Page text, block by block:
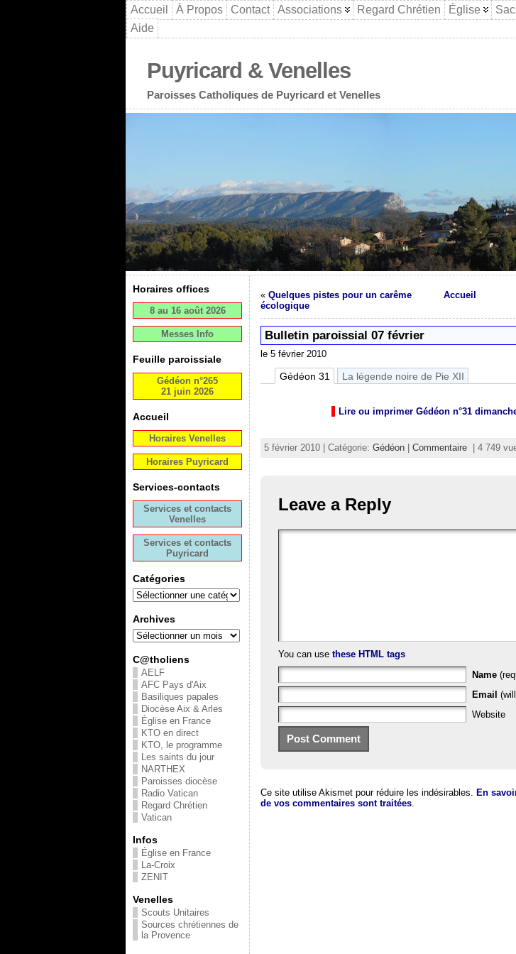
Accueil À Propos Contact Associations Regard Chrétien Église
Aide
Puyricard & Venelles
Paroisses Catholiques de Puyricard et Venelles
Horaires offices
8 au 16 août 2026
Messes Info
Feuille paroissiale
Gédéon n°265
21 juin 2026
Accueil
Horaires Venelles
Horaires Puyricard
Services-contacts
Services et contacts
Venelles
Services et contacts
Puyricard
Catégories
Archives
C@tholiens
AELF
AFC Pays d'Aix
Basiliques papales
Diocèse Aix & Arles
Église en France
KTO en direct
KTO, le programme
Les saints du jour
NARTHEX
Paroisses diocèse
Radio Vatican
Regard Chrétien
Vatican
Infos
Église en France
La-Croix
ZENIT
Venelles
Scouts Unitaires
Sources chrétiennes de
la Provence
« Quelques pistes pour un carême
écologique
Accueil
Bulletin paroissial 07 février
le 5 février 2010
Gédéon 31 La légende noire de Pie XII
Lire ou imprimer Gédéon n°31
5 février 2010 | Catégorie: Gédéon Commentaire | 4 749
Leave a Reply
You can use these HTML tags
Name
Email
Website
Ce site utilise Akismet pour réduire les indésirables.
En
de vos commentaires sont traitées